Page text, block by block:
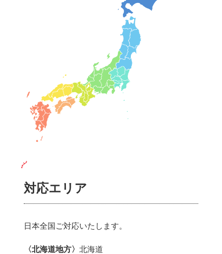
対応エリア
日本全国ご対応いたします。
〈北海道地方〉北海道